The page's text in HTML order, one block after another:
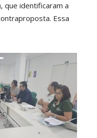
que identificaram a
Essa